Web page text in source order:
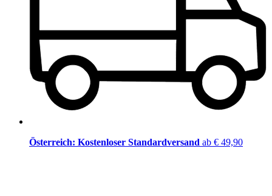
Österreich: Kostenloser Standardversand ab € 49,90